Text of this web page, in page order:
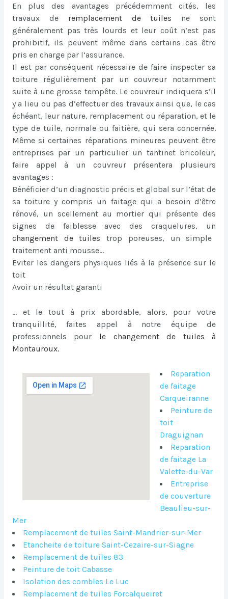
En plus des avantages précédemment cités, les
travaux de
remplacement de tuiles
ne sont
généralement pas très lourds et leur coût n’est pas
prohibitif, ils peuvent même dans certains cas être
pris en charge par l’assurance.
Il est par conséquent nécessaire de faire inspecter sa
toiture régulièrement par un couvreur notamment
suite à une grosse tempête. Le couvreur indiquera s’il
y a lieu ou pas d’effectuer des travaux ainsi que, le cas
échéant, leur nature, remplacement ou réparation, et le
type de tuile, normale ou faitière, qui sera concernée.
Même si certaines réparations mineures peuvent être
entreprises par un particulier un tantinet bricoleur,
faire appel à un couvreur présentera plusieurs
avantages :
Bénéficier d’un diagnostic précis et global sur l’état de
sa toiture y compris un faitage qui a besoin d’être
rénové, un scellement au mortier qui présente des
signes de faiblesse avec des craquelures, un
changement de tuiles trop poreuses, un simple
traitement anti mousse…
Eviter les dangers physiques liés à la présence sur le
toit
Avoir un résultat garanti
… et le tout à prix abordable, alors, pour votre
tranquillité, faites appel à notre équipe de
professionnels pour le changement de tuiles à
Montauroux.
Reparation
de faitage
Carqueiranne
Peinture de
toit
Draguignan
Reparation
de faitage La
Valette-du-Var
Entreprise
de couverture
Beaulieu-sur-
Mer
Remplacement de tuiles Saint-Mandrier-sur-Mer
Etancheite de toiture Saint-Cezaire-sur-Siagne
Remplacement de tuiles 83
Peinture de toit Cabasse
Isolation des combles Le Luc
Remplacement de tuiles Forcalqueiret